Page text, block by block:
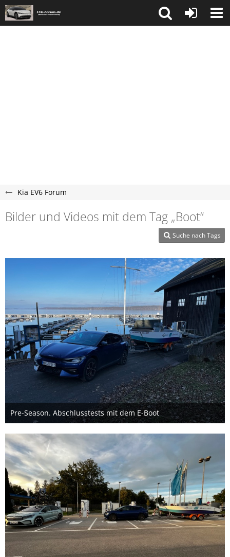
Kia EV6 Forum
Bilder und Videos mit dem Tag „Boot“
Suche nach Tags
Pre-Season. Abschlusstests mit dem E-Boot
31. Januar 2024